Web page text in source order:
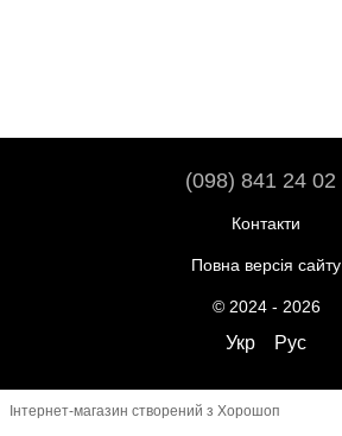
(098) 841 24 02
Контакти
Повна версія сайту
© 2024 - 2026
Укр Рус
Інтернет-магазин створений з Хорошоп